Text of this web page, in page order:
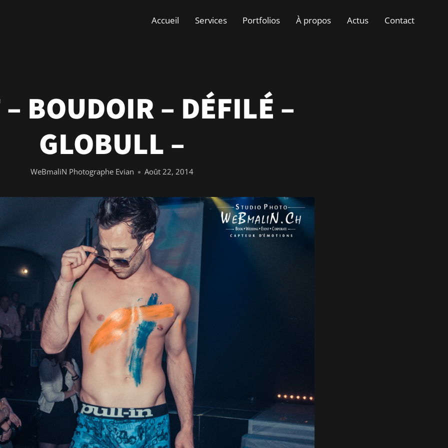
Accueil Services Portfolios À propos Actus Contact
BOUDOIR – DÉFILÉ –
GLOBULL –
WeBmaliN Photographe Evian Août 22, 2014